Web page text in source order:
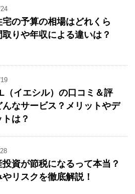
宅の予算の相場はどれくら
取りや年収による違いは？
（イエシル）の口コミ＆評
んなサービス？メリットやデ
は？
資が節税になるって本当？
リスクを徹底解説！